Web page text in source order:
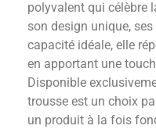
polyvalent qui célèbre
son design unique,
capacité idéale, elle
en apportant une
Disponible
trousse est un choix
un produit à la fois